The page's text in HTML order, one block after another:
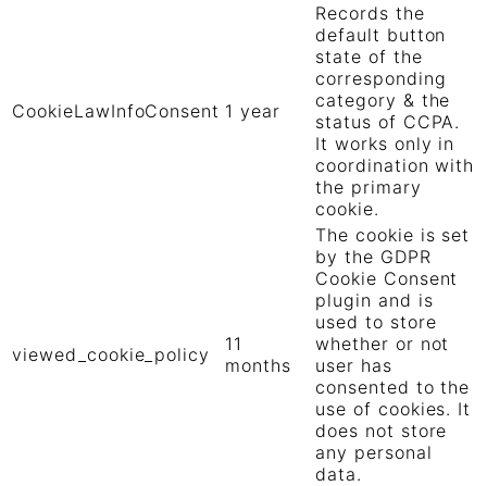
CookieLawInfoConsent 1 year
Records the
default button
state of the
corresponding
category & the
status of CCPA.
It works only in
coordination with
the primary
cookie.
viewed_cookie_policy
11
months
The cookie is set
by the GDPR
Cookie Consent
plugin and is
used to store
whether or not
user has
consented to the
use of cookies. It
does not store
any personal
data.